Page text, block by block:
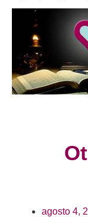
agosto 4,